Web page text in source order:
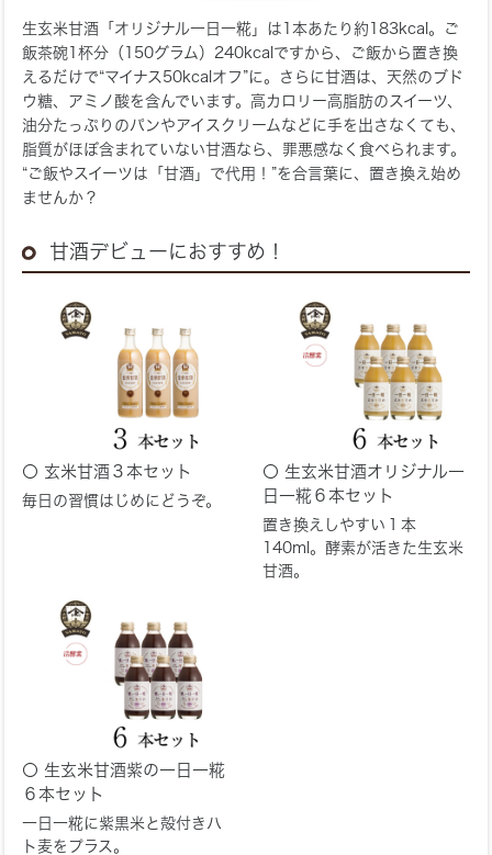
生玄米甘酒「オリジナル一日一糀」は1本あたり約183kcal。ご
飯茶碗1杯分（150グラム）240kcalですから、ご飯から置き換
えるだけで“マイナス50kcalオフ”に。さらに甘酒は、天然のブド
ウ糖、アミノ酸を含んでいます。高カロリー高脂肪のスイーツ、
油分たっぷりのパンやアイスクリームなどに手を出さなくても、
脂質がほぼ含まれていない甘酒なら、罪悪感なく食べられます。
“ご飯やスイーツは「甘酒」で代用！”を合言葉に、置き換え始め
ませんか？
甘酒デビューにおすすめ！
玄米甘酒３本セット
毎日の習慣はじめにどうぞ。
生玄米甘酒オリジナル一
日一糀６本セット
置き換えしやすい１本
140ml。酵素が活きた生玄米
甘酒。
生玄米甘酒紫の一日一糀
６本セット
一日一糀に紫黒米と殻付きハ
ト麦をプラス。